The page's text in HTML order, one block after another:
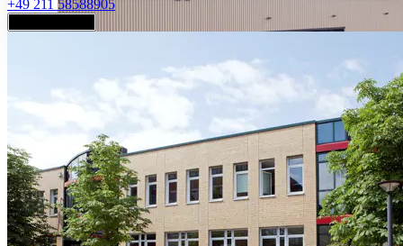
+49 211 58588905